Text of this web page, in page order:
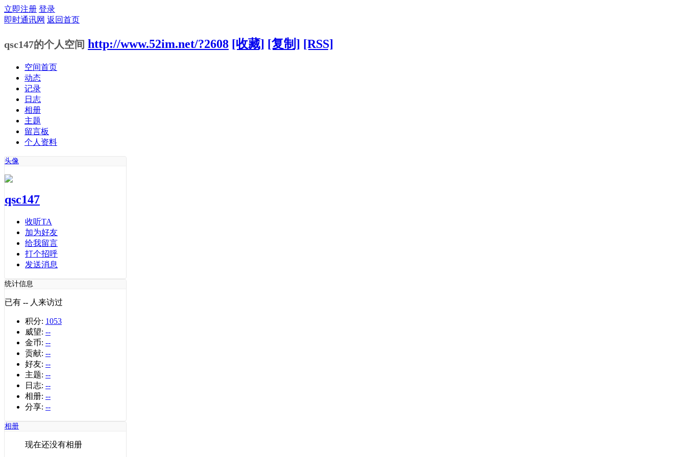
立即注册 登录
即时通讯网 返回首页
qsc147的个人空间 http://www.52im.net/?2608 [收藏] [复制] [RSS]
空间首页
动态
记录
日志
相册
主题
留言板
个人资料
头像
qsc147
收听TA
加为好友
给我留言
打个招呼
发送消息
统计信息
已有 -- 人来访过
积分: 1053
威望: --
金币: --
贡献: --
好友: --
主题: --
日志: --
相册: --
分享: --
相册
现在还没有相册